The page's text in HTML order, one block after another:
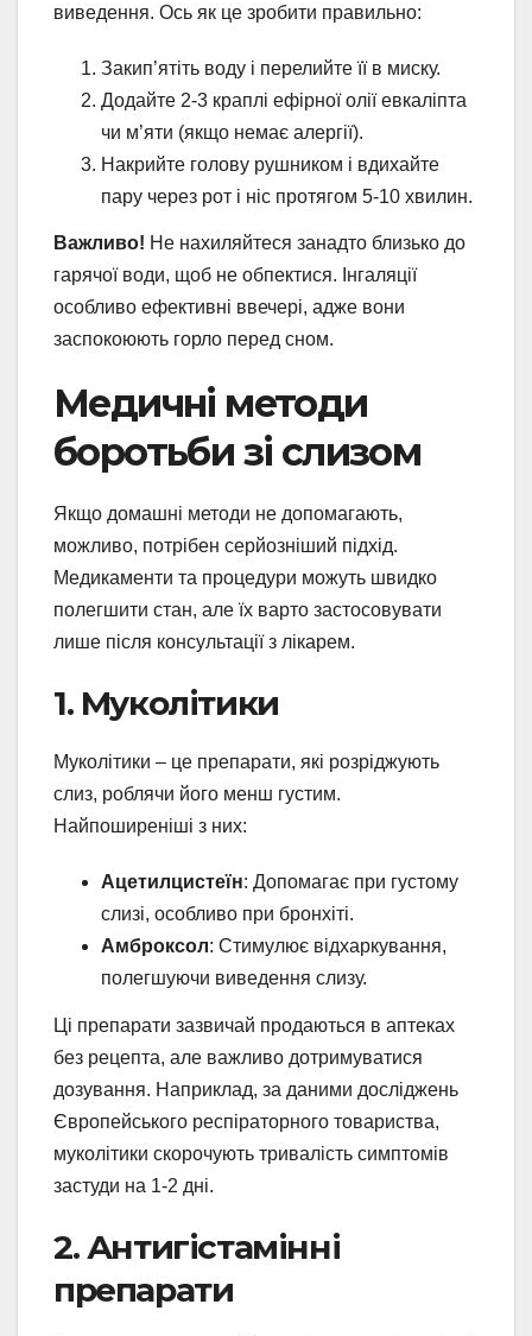
виведення. Ось як це зробити правильно:
Закип’ятіть воду і перелийте її в миску.
Додайте 2-3 краплі ефірної олії евкаліпта
чи м’яти (якщо немає алергії).
Накрийте голову рушником і вдихайте
пару через рот і ніс протягом 5-10 хвилин.
Важливо! Не нахиляйтеся занадто близько до
гарячої води, щоб не обпектися. Інгаляції
особливо ефективні ввечері, адже вони
заспокоюють горло перед сном.
Медичні методи
боротьби зі слизом
Якщо домашні методи не допомагають,
можливо, потрібен серйозніший підхід.
Медикаменти та процедури можуть швидко
полегшити стан, але їх варто застосовувати
лише після консультації з лікарем.
1. Муколітики
Муколітики – це препарати, які розріджують
слиз, роблячи його менш густим.
Найпоширеніші з них:
Ацетилцистеїн: Допомагає при густому
слизі, особливо при бронхіті.
Амброксол: Стимулює відхаркування,
полегшуючи виведення слизу.
Ці препарати зазвичай продаються в аптеках
без рецепта, але важливо дотримуватися
дозування. Наприклад, за даними досліджень
Європейського респіраторного товариства,
муколітики скорочують тривалість симптомів
застуди на 1-2 дні.
2. Антигістамінні
препарати